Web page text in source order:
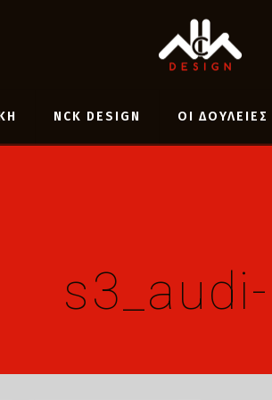
NCK DESIGN ΟΙ